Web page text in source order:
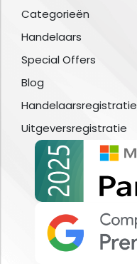
Categorieën
Handelaars
Special Offers
Blog
Handelaarsregistratie
Uitgeversregistratie